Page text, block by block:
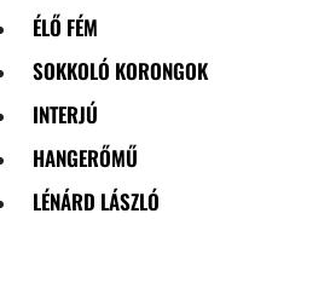
ÉLŐ FÉM
SOKKOLÓ KORONGOK
INTERJÚ
HANGERŐMŰ
LÉNÁRD LÁSZLÓ